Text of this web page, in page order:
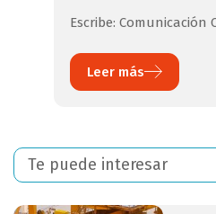
Escribe: Comunicación
Leer más
Te puede interesar